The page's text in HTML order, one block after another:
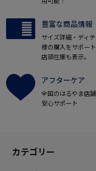
豊富な商品情報
サイズ詳細・ディ
様の購入をサポー
店頭在庫も表示。
アフターケア
全国のはるやま店
安心サポート
カテゴリー